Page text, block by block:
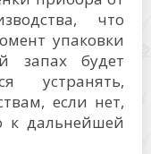
что
упаковки
запах будет
устранять,
если нет,
к дальнейшей